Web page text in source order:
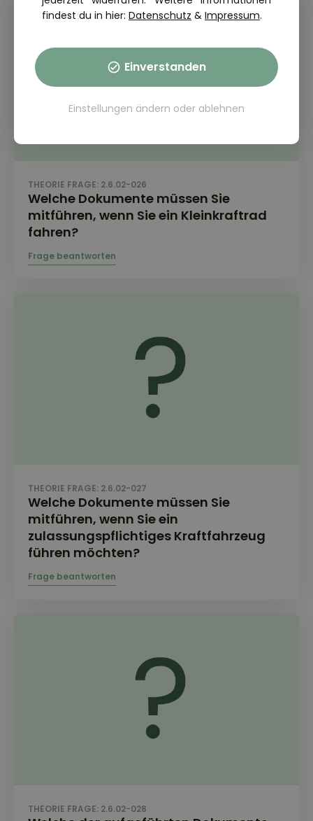
THEORIE FRAGE: 2.6.02-026
Welche Dokumente müssen Sie
mitführen, wenn Sie ein Kleinkraftrad
fahren?
THEORIE FRAGE: 2.6.02-027
Welche Dokumente müssen Sie
mitführen, wenn Sie ein
zulassungspflichtiges Kraftfahrzeug
führen möchten?
THEORIE FRAGE: 2.6.02-028
findest du in hier: Datenschutz & Impressum.
Einverstanden
Einstellungen ändern oder ablehnen